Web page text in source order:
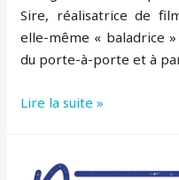
Sire, réalisatrice de
elle-même « baladrice
du porte-à-porte et à
Marseille
balade
Lire la suite »